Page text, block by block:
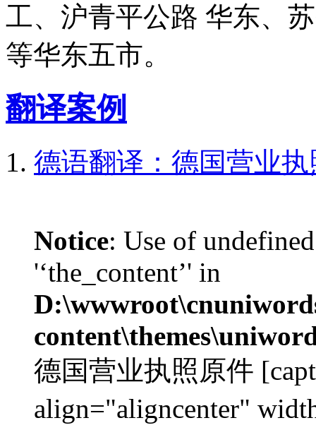
工、沪青平公路 华东、
等华东五市。
翻译案例
德语翻译：德国营业
Notice: Use of
'‘the_content’' in
德国营业执照原件
align="aligncenter"